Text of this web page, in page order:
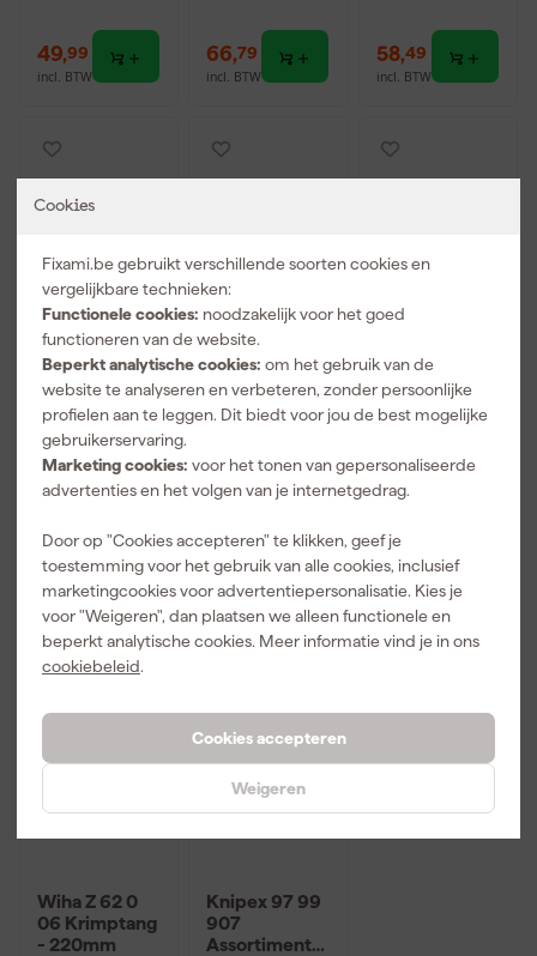
Cookies
Fixami.be gebruikt verschillende soorten cookies en
vergelijkbare technieken:
Functionele cookies: noodzakelijk voor het goed
functioneren van de website.
Beperkt analytische cookies: om het gebruik van de
website te analyseren en verbeteren, zonder persoonlijke
profielen aan te leggen. Dit biedt voor jou de best mogelijke
gebruikerservaring.
Marketing cookies: voor het tonen van gepersonaliseerde
advertenties en het volgen van je internetgedrag.
Door op "Cookies accepteren" te klikken, geef je
toestemming voor het gebruik van alle cookies, inclusief
marketingcookies voor advertentiepersonalisatie. Kies je
voor "Weigeren", dan plaatsen we alleen functionele en
beperkt analytische cookies. Meer informatie vind je in ons
cookiebeleid.
Cookies accepteren
Weigeren
49,99
incl. BTW
66,79
incl. BTW
58,49
incl. BTW
Donné Draad
17287
Installatiedraa
d - geel/groen
- 100m x
2,5mm²
Morgen
58,69
incl. BTW
Wiha Z 62 0
005 06 SB
Automatische
0,08 / 16mm
164, 80
incl. BTW
Wiha 45796
Krimpgereed
schap voor
connectoren
129 ,29
incl. BTW
Wiha Z 62 0
06 Krimptang
- 220mm
Knipex 97 99
907
Assortiments